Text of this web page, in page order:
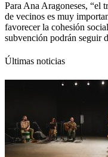
Para Ana Aragoneses, “el
de vecinos es muy
favorecer la cohesión
subvención podrán seguir
Últimas noticias